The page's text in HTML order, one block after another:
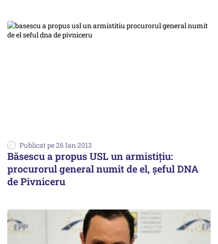
Publicat pe 26 Ian 2013
Băsescu a propus USL un armistițiu:
procurorul general numit de el, șeful DNA
de Pivniceru